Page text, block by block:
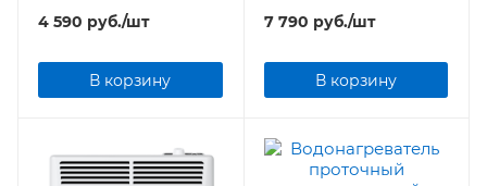
4 590 руб./шт
В корзину
7 790 руб./шт
В корзину